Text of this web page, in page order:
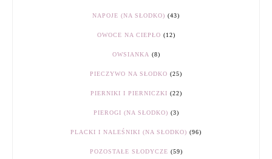
NAPOJE (NA SŁODKO) (43)
OWOCE NA CIEPŁO (12)
OWSIANKA (8)
PIECZYWO NA SŁODKO (25)
PIERNIKI I PIERNICZKI (22)
PIEROGI (NA SŁODKO) (3)
PLACKI I NALEŚNIKI (NA SŁODKO) (96)
POZOSTAŁE SŁODYCZE (59)